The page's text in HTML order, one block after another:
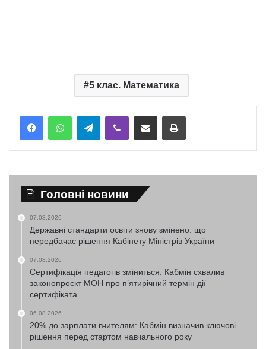
5 клас. Математика
TelegramViber Надіслати електронною поштоюНадрукувати
Головні новини
07.08.2026
Державні стандарти освіти знову змінено: що
передбачає рішення Кабінету Міністрів України
07.08.2026
Сертифікація педагогів зміниться: Кабмін схвалив
законопроєкт МОН про п’ятирічний термін дії
сертифіката
06.08.2026
20% до зарплати вчителям: Кабмін визначив ключові
рішення перед стартом навчального року